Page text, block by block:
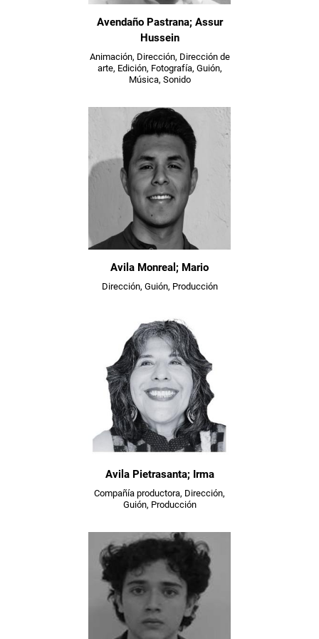
Avendaño Pastrana; Assur
Hussein
Animación, Dirección, Dirección de
arte, Edición, Fotografía, Guión,
Música, Sonido
Avila Monreal; Mario
Dirección, Guión, Producción
Avila Pietrasanta; Irma
Compañía productora, Dirección,
Guión, Producción